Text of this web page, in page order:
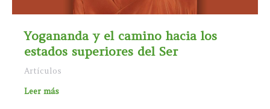
Yogananda y el camino hacia los
estados superiores del Ser
Artículos
Leer más